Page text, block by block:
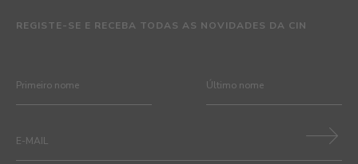
REGISTE-SE E RECEBA TODAS AS NOVIDADES DA CIN